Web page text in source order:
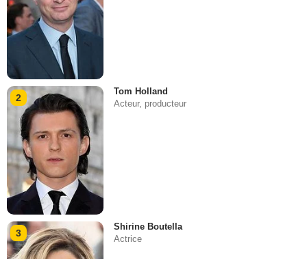
2
Tom Holland
Acteur, producteur
3
Shirine Boutella
Actrice